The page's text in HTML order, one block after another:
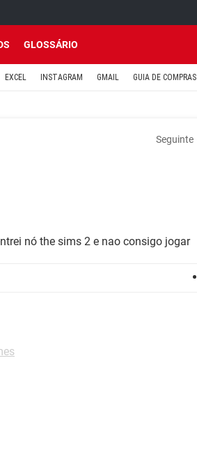
GLOSSÁRIO
EXCEL INSTAGRAM GMAIL GUIA DE COMPRAS
Seguinte
nó the sims 2 e nao consigo jogar